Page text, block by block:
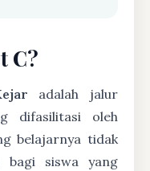
C?
adalah jalur
difasilitasi oleh
belajarnya tidak
bagi siswa yang